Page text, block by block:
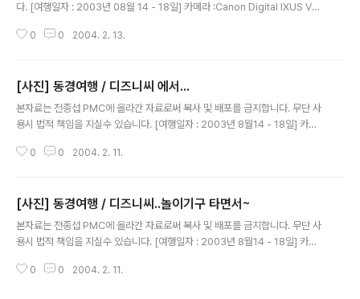
다. [여행일자 : 2003년 08월 14 - 18일] 카메라 :Canon Digital IXUS V2 /
0 0 2004. 2. 13.
[사진] 동경여행 / 디즈니씨 에서...
본자료는 전종섭 PMC에 올라간 자료로써 복사 및 배포를 금지합니다. 무단 사
용시 법적 책임을 지실수 있습니다. [여행일자 : 2003년 8월14 - 18일] 카메
0 0 2004. 2. 11.
[사진] 동경여행 / 디즈니씨..놀이기구 타면서~
본자료는 전종섭 PMC에 올라간 자료로써 복사 및 배포를 금지합니다. 무단 사
용시 법적 책임을 지실수 있습니다. [여행일자 : 2003년 8월14 - 18일] 카메
타면서~
0 0 2004. 2. 11.